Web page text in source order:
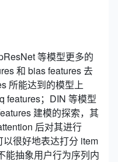
等模型更多的
和 bias features 去
所能达到的模型上
features；DIN 等模型
建模的探索，其
后对其进行
很好地表达打分 item
能抽象用户行为序列内